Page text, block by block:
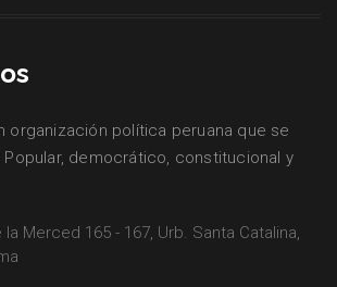
organización política peruana que se
democrático, constitucional y
Merced 165 - 167, Urb. Santa Catalina,